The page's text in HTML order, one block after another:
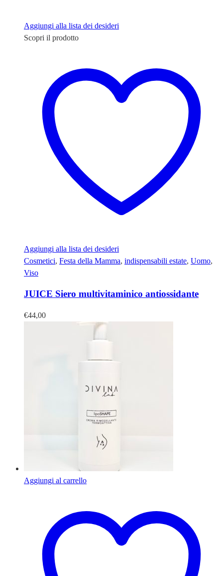
Aggiungi alla lista dei desideri
Scopri il prodotto
Aggiungi alla lista dei desideri
Cosmetici, Festa della Mamma, indispensabili estate, Uomo,
Viso
JUICE Siero multivitaminico antiossidante
€44,00
Aggiungi al carrello